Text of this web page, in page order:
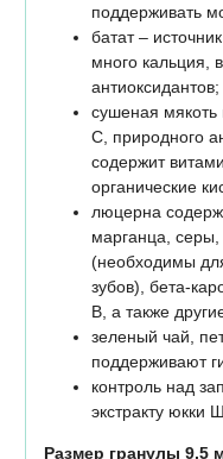
поддерживать
батат –
много кальция,
антиоксидантов;
сушеная мякоть
С, природного
содержит
органические
люцерна
марганца,
(необходимы
зубов), бета-
B, а также
зеленый чай,
поддерживают
контроль над
экстракту юкки
Размер гранулы 9,5